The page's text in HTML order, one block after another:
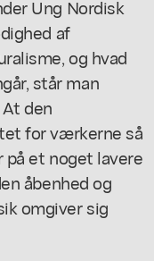
Ung Nordisk
af
og hvad
står man
den
for værkerne så
et noget lavere
åbenhed og
omgiver sig